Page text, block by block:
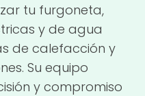
tu furgoneta,
y de agua
de calefacción y
Su equipo
y compromiso